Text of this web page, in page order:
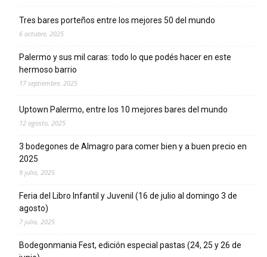
Tres bares porteños entre los mejores 50 del mundo
6 octubre, 2025
Palermo y sus mil caras: todo lo que podés hacer en este
hermoso barrio
17 septiembre, 2025
Uptown Palermo, entre los 10 mejores bares del mundo
12 agosto, 2025
3 bodegones de Almagro para comer bien y a buen precio en
2025
9 julio, 2025
Feria del Libro Infantil y Juvenil (16 de julio al domingo 3 de
agosto)
7 julio, 2025
Bodegonmania Fest, edición especial pastas (24, 25 y 26 de